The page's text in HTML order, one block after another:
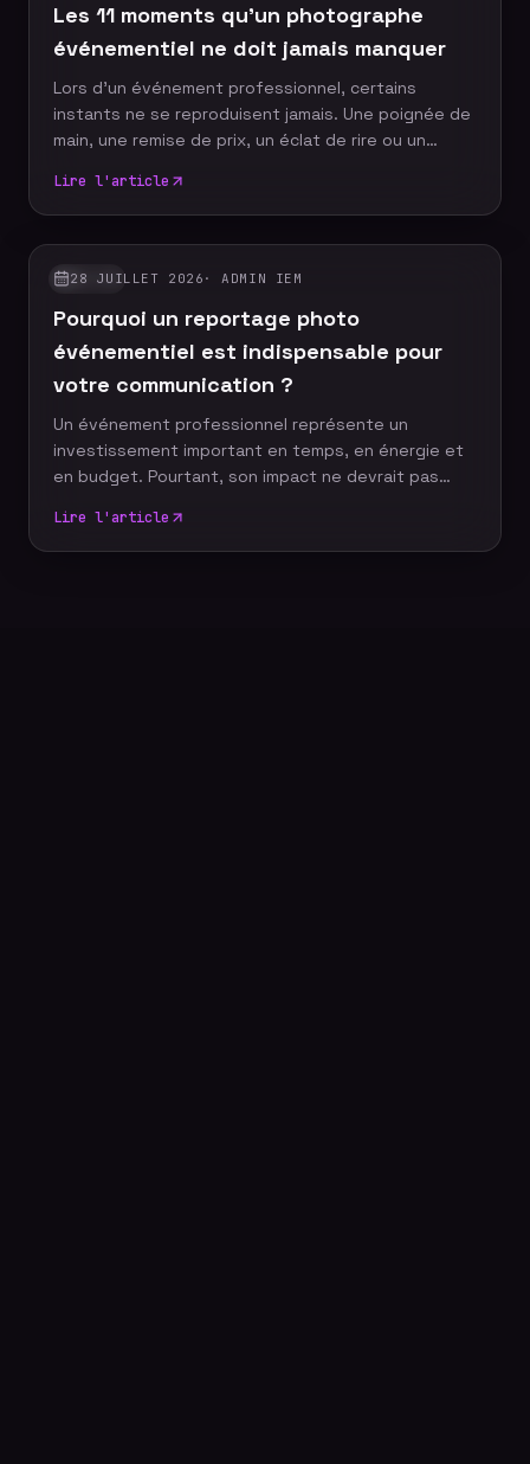
organisez un mariage ou un événement corporate.
Les 11 moments qu'un photographe
événementiel ne doit jamais manquer
Lors d'un événement professionnel, certains
instants ne se reproduisent jamais. Une poignée de
main, une remise de prix, un éclat de rire ou un
emblématiques de votre communication. Un
photographe événementiel expérimenté sait
anticiper ces moments décisifs afin de raconter
votre événement à travers un reportage photo
moments incontournables qu'aucun reportage
photo ne devrait manquer.
Lire l'article
GUIDES
28 JUILLET 2026 ·ADMIN IEM
Pourquoi un reportage photo
événementiel est indispensable pour
votre communication ?
Un événement professionnel représente un
investissement important en temps, en énergie et
en budget. Pourtant, son impact ne devrait pas
photo événementiel, votre entreprise dispose
d'images professionnelles qui alimentent
Lire l'article